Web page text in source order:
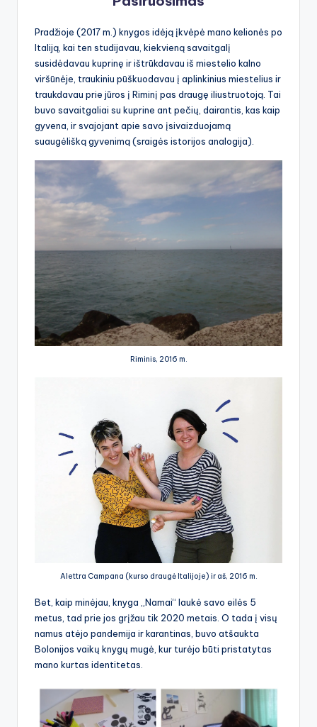
Pradžioje (2017 m.) knygos idėją įkvėpė mano kelionės po
Italiją, kai ten studijavau, kiekvieną savaitgalį
susidėdavau kuprinę ir ištrūkdavau iš miestelio kalno
viršūnėje, traukiniu pūškuodavau į aplinkinius miestelius ir
traukdavau prie jūros į Riminį pas draugę iliustruotoją. Tai
buvo savaitgaliai su kuprine ant pečių, dairantis, kas kaip
gyvena, ir svajojant apie savo įsivaizduojamą
suaugėlišką gyvenimą (sraigės istorijos analogija).
Riminis, 2016 m.
Alettra Campana (kurso draugė Italijoje) ir aš, 2016 m.
Bet, kaip minėjau, knyga „Namai“ laukė savo eilės 5
metus, tad prie jos grįžau tik 2020 metais. O tada į visų
namus atėjo pandemija ir karantinas, buvo atšaukta
Bolonijos vaikų knygų mugė, kur turėjo būti pristatytas
mano kurtas identitetas.